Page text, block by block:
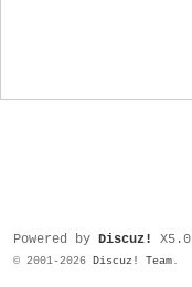
Powered by Discuz! X5.0
© 2001-2026 Discuz! Team.